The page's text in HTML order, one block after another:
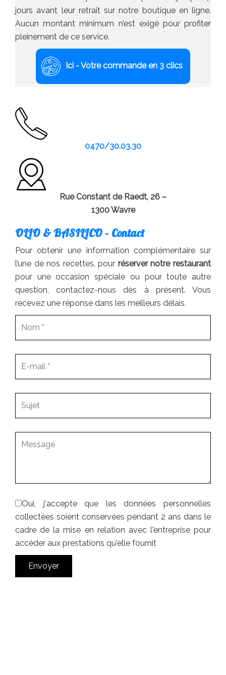
jours avant leur retrait sur notre boutique en ligne.
Aucun montant minimum n’est exigé pour profiter
pleinement de ce service.
Ici - Votre commande en 3 clics
0470/30.03.30
Rue Constant de Raedt, 26 –
1300 Wavre
OLIO & BASILICO – Contact
Pour obtenir une information complémentaire sur
l’une de nos recettes, pour réserver notre restaurant
pour une occasion spéciale ou pour toute autre
question, contactez-nous dès à présent. Vous
recevez une réponse dans les meilleurs délais.
Oui, j'accepte que les données personnelles
collectées soient conservées pendant 2 ans dans le
cadre de la mise en relation avec l'entreprise pour
accéder aux prestations qu'elle fournit